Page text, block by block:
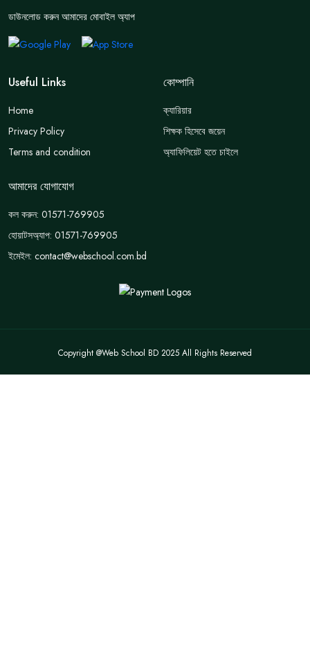
Useful Links
Home
Privacy Policy
Terms and condition
কোম্পানি
ক্যারিয়ার
শিক্ষক হিসেবে জয়েন
অ্যাফিলিয়েট হতে চাইলে
আমাদের যোগাযোগ
কল করুন: 01571-769905
হোয়াটসঅ্যাপ: 01571-769905
ইমেইল: contact@webschool.com.bd
ডাউনলোড করুন আমাদের মোবাইল অ্যাপ
Copyright @Web School BD 2025 All Rights Reserved